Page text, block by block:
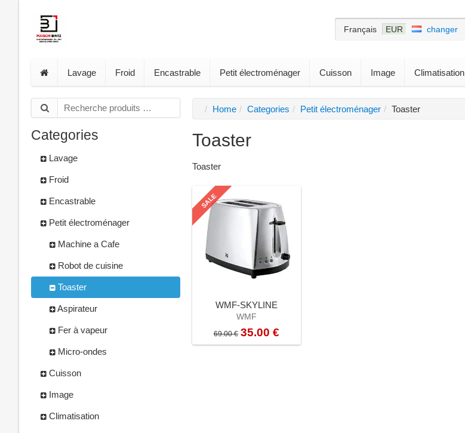
Français EUR changer
Lavage Froid Encastrable Petit électroménager Cuisson Image Climatisation
Categories
Lavage
Froid
Encastrable
Petit électroménager
Machine a Cafe
Robot de cuisine
Toaster
Aspirateur
Fer à vapeur
Micro-ondes
Cuisson
Image
Climatisation
Home Categories Petit électroménager Toaster
Toaster
Toaster
SALE
WMF-SKYLINE
WMF
69.00 € 35.00 €